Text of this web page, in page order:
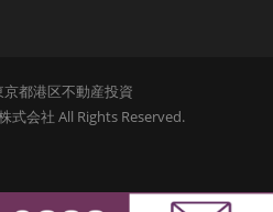
都港区不動産投資
式会社 All Rights Reserved.